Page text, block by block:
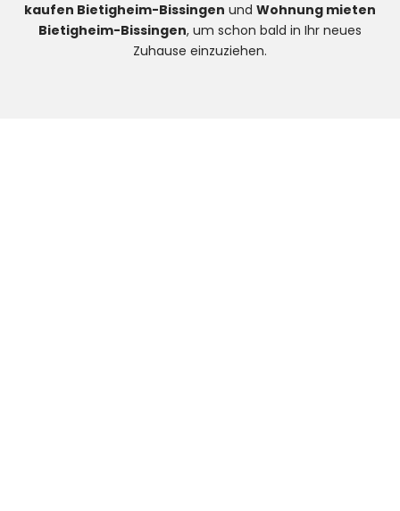
kaufen Bietigheim-Bissingen und Wohnung mieten
Bietigheim-Bissingen, um schon bald in Ihr neues
Zuhause einzuziehen.